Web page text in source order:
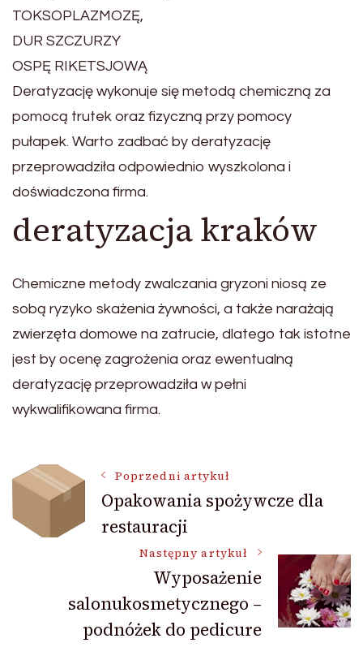
TOKSOPLAZMOZĘ,
DUR SZCZURZY
OSPĘ RIKETSJOWĄ
Deratyzację wykonuje się metodą chemiczną za
pomocą trutek oraz fizyczną przy pomocy
pułapek. Warto zadbać by deratyzację
przeprowadziła odpowiednio wyszkolona i
doświadczona firma.
deratyzacja kraków
Chemiczne metody zwalczania gryzoni niosą ze
sobą ryzyko skażenia żywności, a także narażają
zwierzęta domowe na zatrucie, dlatego tak istotne
jest by ocenę zagrożenia oraz ewentualną
deratyzację przeprowadziła w pełni
wykwalifikowana firma.
Nawigacja
wpisu
Poprzedni artykuł
Opakowania spożywcze dla
restauracji
Następny artykuł
Wyposażenie
salonukosmetycznego –
podnóżek do pedicure